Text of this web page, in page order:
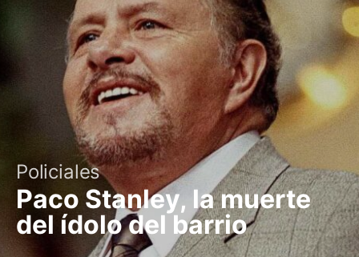
Policiales
Paco Stanley, la muerte
del ídolo del barrio